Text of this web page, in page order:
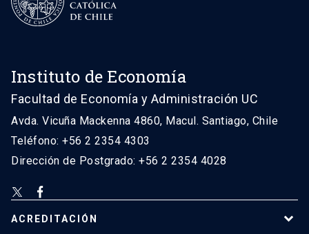
Instituto de Economía
Facultad de Economía y Administración UC
Avda. Vicuña Mackenna 4860, Macul. Santiago, Chile
Teléfono: +56 2 2354 4303
Dirección de Postgrado: +56 2 2354 4028
ACREDITACIÓN